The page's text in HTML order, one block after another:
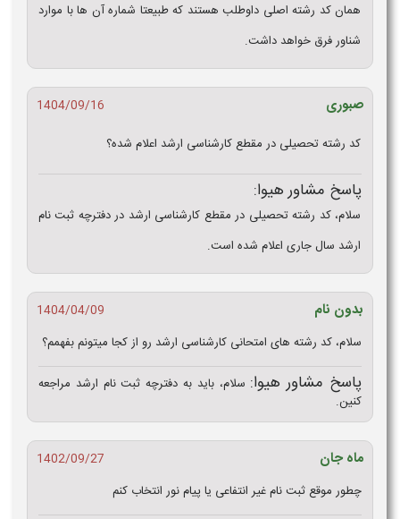
همان کد رشته اصلی داوطلب هستند که طبیعتا شماره آن ها با موارد
شناور فرق خواهد داشت.
صبوری
1404/09/16
کد رشته تحصیلی در مقطع کارشناسی ارشد اعلام شده؟
پاسخ مشاور هیوا:
سلام، کد رشته تحصیلی در مقطع کارشناسی ارشد در دفترچه ثبت نام
ارشد سال جاری اعلام شده است.
بدون نام
1404/04/09
سلام، کد رشته های امتحانی کارشناسی ارشد رو از کجا میتونم بفهمم؟
پاسخ مشاور هیوا: سلام، باید به دفترچه ثبت نام ارشد مراجعه
کنین.
ماه جان
1402/09/27
چطور موقع ثبت نام غیر انتفاعی یا پیام نور انتخاب کنم